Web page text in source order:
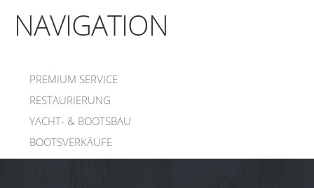
NAVIGATION
PREMIUM SERVICE
RESTAURIERUNG
YACHT- & BOOTSBAU
BOOTSVERKÄUFE